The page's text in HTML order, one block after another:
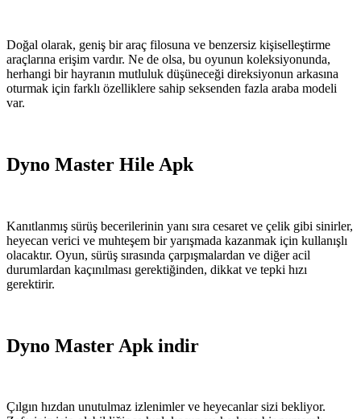
Doğal olarak, geniş bir araç filosuna ve benzersiz kişiselleştirme
araçlarına erişim vardır. Ne de olsa, bu oyunun koleksiyonunda,
herhangi bir hayranın mutluluk düşüneceği direksiyonun arkasına
oturmak için farklı özelliklere sahip seksenden fazla araba modeli
var.
Dyno Master Hile Apk
Kanıtlanmış sürüş becerilerinin yanı sıra cesaret ve çelik gibi sinirler,
heyecan verici ve muhteşem bir yarışmada kazanmak için kullanışlı
olacaktır. Oyun, sürüş sırasında çarpışmalardan ve diğer acil
durumlardan kaçınılması gerektiğinden, dikkat ve tepki hızı
gerektirir.
Dyno Master Apk indir
Çılgın hızdan unutulmaz izlenimler ve heyecanlar sizi bekliyor.